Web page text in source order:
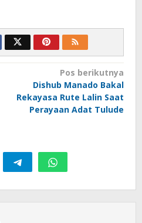
Pos berikutnya
Dishub Manado Bakal
Rekayasa Rute Lalin Saat
Perayaan Adat Tulude